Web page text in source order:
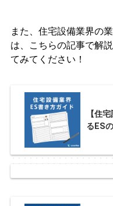
また、住宅設備業界の
は、こちらの記事で解
てみてください！
【住
るES